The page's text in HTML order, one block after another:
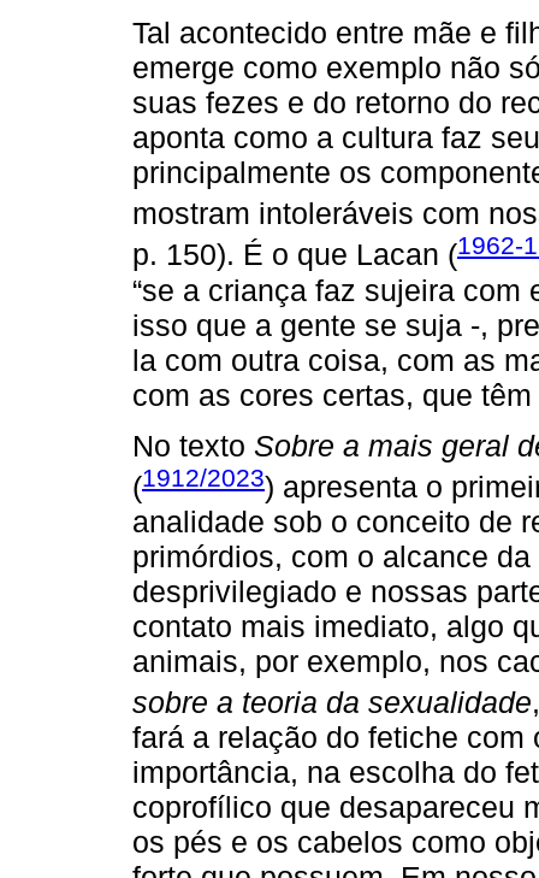
Tal acontecido entre mãe e
emerge como exemplo não
suas fezes e do retorno do
aponta como a cultura faz
principalmente os
mostram intoleráveis com
p. 150). É o que Lacan (1962-
“se a criança faz sujeira
isso que a gente se suja -,
la com outra coisa, com as
com as cores certas, que
No texto Sobre a mais geral
(1912/2023) apresenta o
analidade sob o conceito de
primórdios, com o alcance
desprivilegiado e nossas
contato mais imediato, algo
animais, por exemplo, nos
sobre a teoria da sexualidade
fará a relação do fetiche com
importância, na escolha do
coprofílico que desapareceu
os pés e os cabelos como